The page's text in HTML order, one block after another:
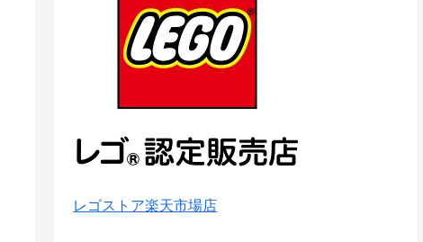
レゴストア楽天市場店